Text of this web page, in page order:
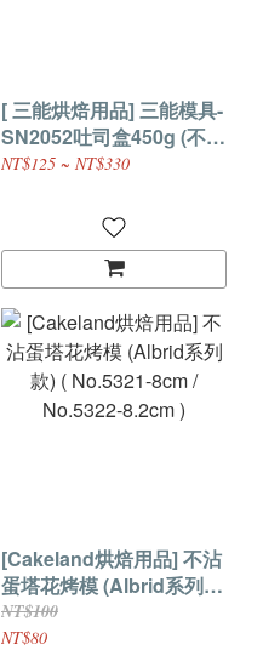
[ 三能烘焙用品] 三能模具-
SN2052吐司盒450g (不
沾)
NT$125 ~ NT$330
[Cakeland烘焙用品] 不沾
蛋塔花烤模 (Albrid系列
款) ( No.5321-8cm /
No.5322-8.2cm )
NT$100
NT$80